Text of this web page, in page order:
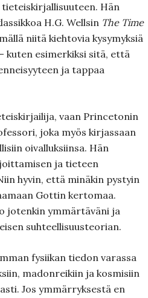
Hän
H.G. Wellsin The Time
niitä kiehtovia kysymyksiä
kuten esimerkiksi sitä, että
ja tappaa
vaan Princetonin
joka myös kirjassaan
oivalluksiinsa. Hän
ja tieteen
hyvin, että minäkin pystyin
Gottin kertomaa.
jotenkin ymmärtäväni ja
suhteellisuusteorian.
fysiikan tiedon varassa
madonreikiin ja kosmisiin
Jos ymmärryksestä en